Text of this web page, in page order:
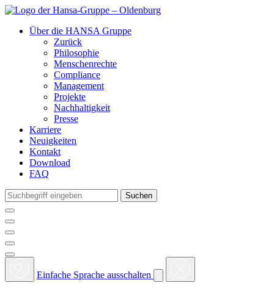
Über die HANSA Gruppe
Zurück
Philosophie
Menschenrechte
Compliance
Management
Projekte
Nachhaltigkeit
Presse
Karriere
Neuigkeiten
Kontakt
Download
FAQ
Einfache Sprache ausschalten